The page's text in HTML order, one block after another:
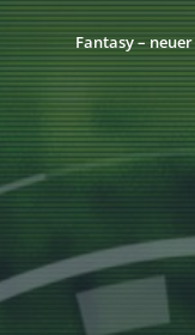
Fantasy –